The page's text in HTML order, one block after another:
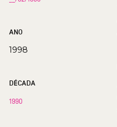
ANO
1998
DÉCADA
1990